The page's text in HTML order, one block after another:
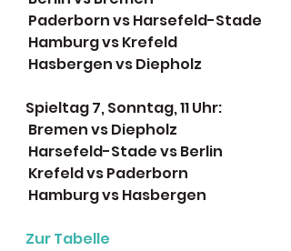
Paderborn vs Harsefeld-Stade
Hamburg vs Krefeld
Hasbergen vs Diepholz
Spieltag 7, Sonntag, 11 Uhr:
Bremen vs Diepholz
Harsefeld-Stade vs Berlin
Krefeld vs Paderborn
Hamburg vs Hasbergen
Zur Tabelle